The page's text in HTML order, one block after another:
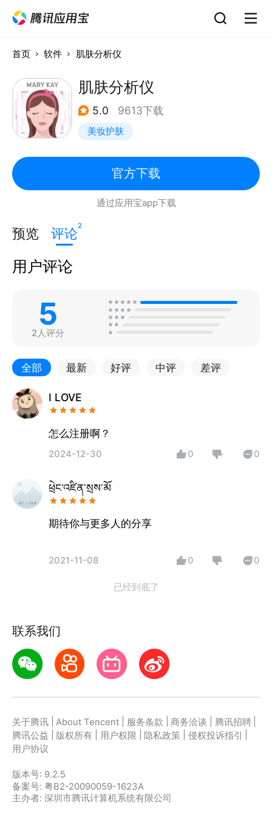
首页 软件 肌肤分析仪
肌肤分析仪
5.0 9613下载
美妆护肤
官方下载
通过应用宝app下载
预览 评论2
用户评论
5
2人评分
全部 最新 好评 中评 差评
I LOVE
怎么注册啊？
2024-12-30 0 0
ཕྲེང་འཛིན་སྲས་མོ
期待你与更多人的分享
2021-11-08 0 0
已经到底了
联系我们
关于腾讯 About Tencent 服务条款 商务洽谈 腾讯招聘
腾讯公益
版权所有 用户权限 隐私政策 侵权投诉指引
用户协议
版本号: 9.2.5
备案号: 粤B2-20090059-1623A
主办者: 深圳市腾讯计算机系统有限公司